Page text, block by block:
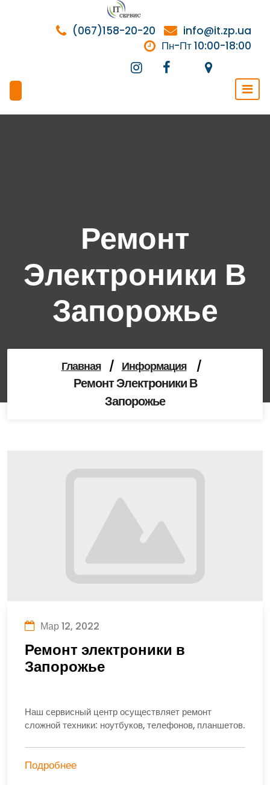
содержимому
info@it.zp.ua
(067)158-20-20
Пн-Пт 10:00-18:00
Ремонт
Электроники В
Запорожье
Главная / Информация /
Ремонт Электроники В
Запорожье
Мар 12, 2022
Ремонт электроники в
Запорожье
Наш сервисный центр осуществляет ремонт
сложной техники: ноутбуков, телефонов, планшетов.
Подробнее